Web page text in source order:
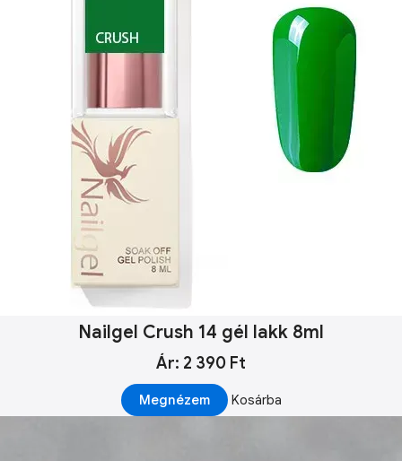
Nailgel Crush 14 gél lakk 8ml
Ár: 2 390 Ft
Megnézem Kosárba